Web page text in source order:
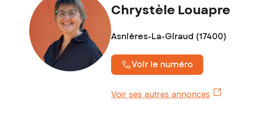
Chrystèle Louapre
Asnières-La-Giraud (17400)
Voir le numéro
Voir ses autres annonces